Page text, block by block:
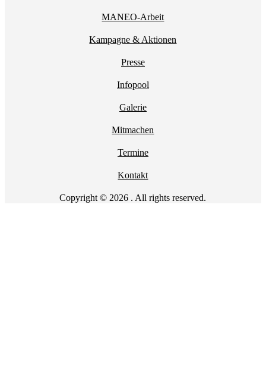
MANEO-Arbeit
Kampagne & Aktionen
Presse
Infopool
Galerie
Mitmachen
Termine
Kontakt
Copyright © 2026 . All rights reserved.